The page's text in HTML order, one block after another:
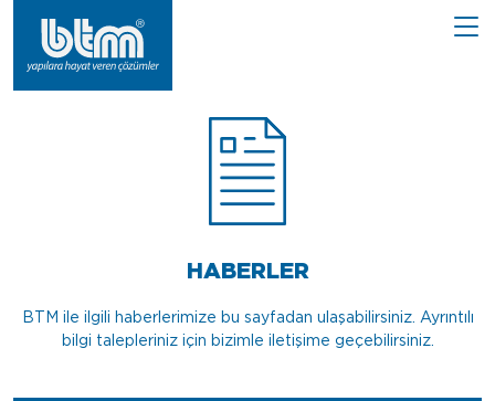
HABERLER
BTM ile ilgili haberlerimize bu sayfadan ulaşabilirsiniz. Ayrıntılı
bilgi talepleriniz için bizimle iletişime geçebilirsiniz.